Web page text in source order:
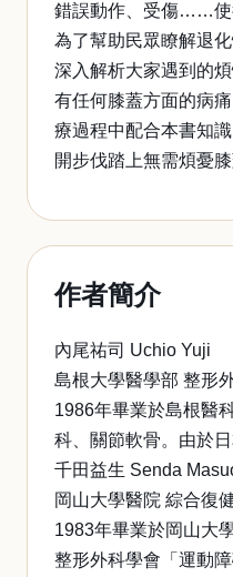
錯誤動作、受傷……使
為了幫助民眾瞭解退
深入解析大家遇到的
有任何膝蓋方面的病
療過程中配合本書知
開步伐踏上無需煩憂膝
作者簡介
內尾祐司 Uchio Yuji
島根大學醫學部 整形
1986年畢業於島根醫
科、關節軟骨。由於
千田益生 Senda
岡山大學醫院 綜合復
1983年畢業於岡山大
整形外科學會「運動